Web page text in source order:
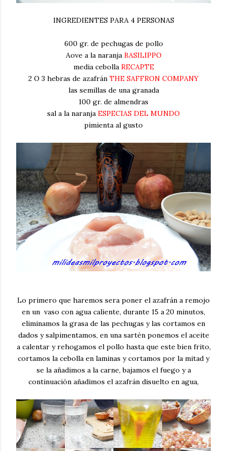
INGREDIENTES PARA 4 PERSONAS
600 gr. de pechugas de pollo
Aove a la naranja BASILIPPO
media cebolla RECAPTE
2 O 3 hebras de azafrán THE SAFFRON COMPANY
las semillas de una granada
100 gr. de almendras
sal a la naranja ESPECIAS DEL MUNDO
pimienta al gusto
Lo primero que haremos sera poner el azafrán a remojo
en un vaso con agua caliente, durante 15 a 20 minutos,
eliminamos la grasa de las pechugas y las cortamos en
dados y salpimentamos, en una sartén ponemos el aceite
a calentar y rehogamos el pollo hasta que este bien frito,
cortamos la cebolla en laminas y cortamos por la mitad y
se la añadimos a la carne, bajamos el fuego y a
continuación añadimos el azafrán disuelto en agua,